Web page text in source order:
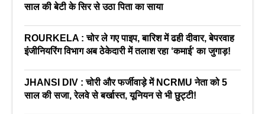
साल की बेटी के सिर से उठा पिता का साया
ROURKELA : चोर ले गए पाइप, बारिश में ढही दीवार, बेपरवाह
इंजीनियरिंग विभाग अब ठेकेदारी में तलाश रहा ‘कमाई’ का जुगाड़!
JHANSI DIV : चोरी और फर्जीवाड़े में NCRMU नेता को 5
साल की सजा, रेलवे से बर्खास्त, यूनियन से भी छुट्टी!